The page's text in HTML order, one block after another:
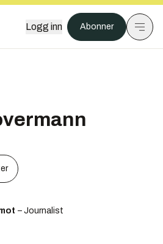
Logg inn Abonner
– Journalist